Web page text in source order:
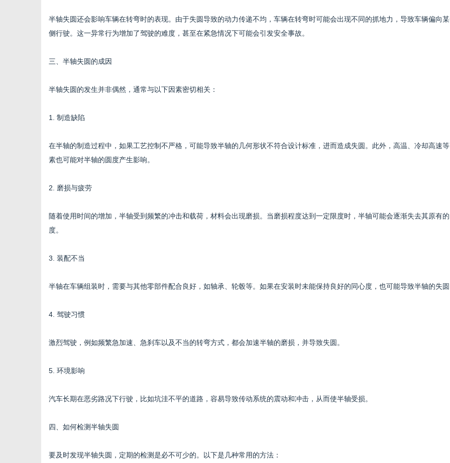
半轴失圆还会影响车辆在转弯时的表现。由于失圆导致的动力传递不均，车辆在转弯时可能会出现不同的抓地力，导致车辆偏向
侧行驶。这一异常行为增加了驾驶的难度，甚至在紧急情况下可能会引发安全事故。
三、半轴失圆的成因
半轴失圆的发生并非偶然，通常与以下因素密切相关：
1. 制造缺陷
在半轴的制造过程中，如果工艺控制不严格，可能导致半轴的几何形状不符合设计标准，进而造成失圆。此外，高温、冷却高速
素也可能对半轴的圆度产生影响。
2. 磨损与疲劳
随着使用时间的增加，半轴受到频繁的冲击和载荷，材料会出现磨损。当磨损程度达到一定限度时，半轴可能会逐渐失去其原有
度。
3. 装配不当
半轴在车辆组装时，需要与其他零部件配合良好，如轴承、轮毂等。如果在安装时未能保持良好的同心度，也可能导致半轴的失
4. 驾驶习惯
激烈驾驶，例如频繁急加速、急刹车以及不当的转弯方式，都会加速半轴的磨损，并导致失圆。
5. 环境影响
汽车长期在恶劣路况下行驶，比如坑洼不平的道路，容易导致传动系统的震动和冲击，从而使半轴受损。
四、如何检测半轴失圆
要及时发现半轴失圆，定期的检测是必不可少的。以下是几种常用的方法：